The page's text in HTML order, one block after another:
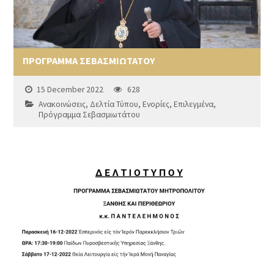
ΠΡΟΓΡΑΜΜΑ ΣΕΒΑΣΜΙΩΤΑΤΟΥ
15 December 2022
628
Ανακοινώσεις, Δελτία Τύπου,Ενορίες,Επιλεγμένα,
Πρόγραμμα Σεβασμιωτάτου